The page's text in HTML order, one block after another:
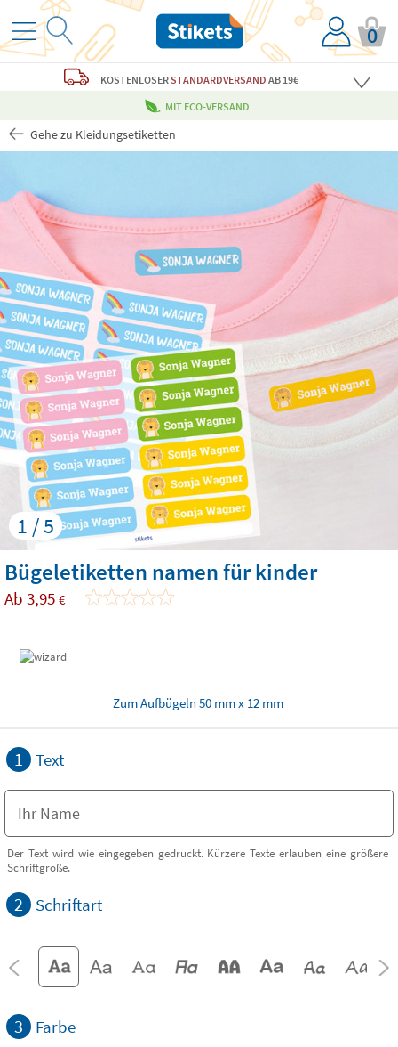
0
KOSTENLOSERSTANDARDVERSAND AB 19€
MIT ECO-VERSAND
Gehe zu Kleidungsetiketten
1 / 5
Bügeletiketten namen für kinder
Ab 3,95 €
Zum Aufbügeln 50 mm x 12 mm
1 Text
Der Text wird wie eingegeben gedruckt. Kürzere Texte erlauben eine größere
Schriftgröße.
2 Schriftart
3 Farbe